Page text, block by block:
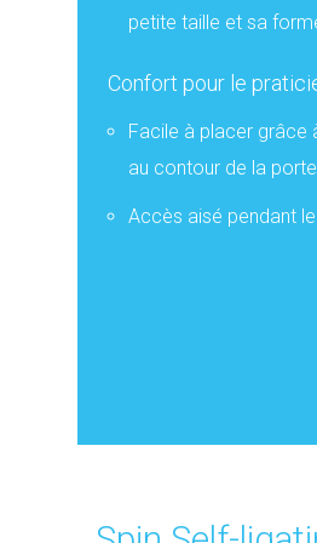
petite taille et sa
Confort pour le
Facile à placer grâce
au contour de la porte
Accès aisé pendant